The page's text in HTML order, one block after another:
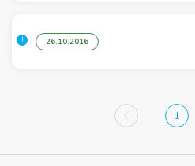
26.10.2016
1